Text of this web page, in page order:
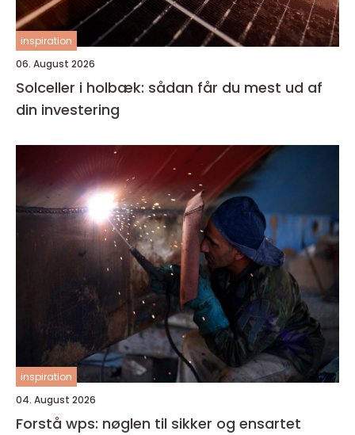
inspiration
06. August 2026
Solceller i holbæk: sådan får du mest ud af
din investering
inspiration
04. August 2026
Forstå wps: nøglen til sikker og ensartet